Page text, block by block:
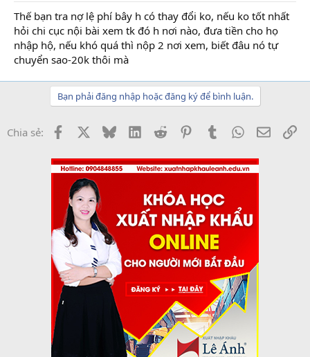
Thế bạn tra nợ lệ phí bây h có thay đổi ko, nếu ko tốt nhất
hỏi chi cục nội bài xem tk đó h nơi nào, đưa tiền cho họ
nhập hộ, nếu khó quá thì nộp 2 nơi xem, biết đâu nó tự
chuyển sao-20k thôi mà
Bạn phải đăng nhập hoặc đăng ký để bình luận.
Chia sẻ: Facebook BlueskyLinkedInReddit PinterestTumblrWhatsApp
Email